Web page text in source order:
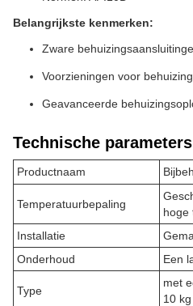
Belangrijkste kenmerken:
Zware
Voorzieningen voor
Geavanceerde
Technische
Productnaam
Temperatuurbepaling
hoge
Installatie
Onderhoud
Een
Type
met
10 kg